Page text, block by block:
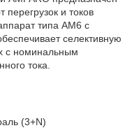
перегрузок и токов
типа AM6 с
селективную
с номинальным
тока.
(3+N)